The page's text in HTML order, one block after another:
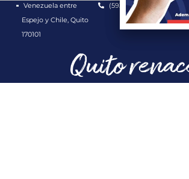
Venezuela entre
Espejo y Chile, Quito
170101
(593-2) 3952300